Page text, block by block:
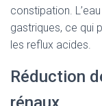
constipation.
gastriques, ce qui
les reflux acides.
Réduction